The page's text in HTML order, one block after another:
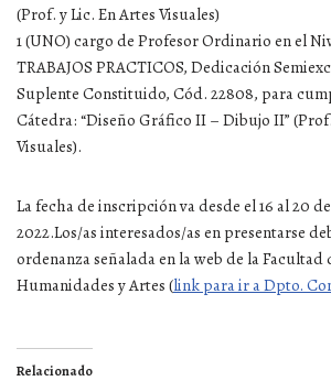
(Prof. y Lic. En Artes Visuales)
1 (UNO) cargo de Profesor Ordinario en el
TRABAJOS PRACTICOS, Dedicación
Suplente Constituido, Cód. 22808, para
Cátedra: “Diseño Gráfico II – Dibujo II”
Visuales).
La fecha de inscripción va desde el 16 al 20
2022.Los/as interesados/as en presentarse
ordenanza señalada en la web de la
Humanidades y Artes (link para ir a Dpto.
Relacionado